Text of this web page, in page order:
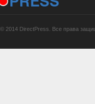
© 2014 DirectPress. Все права